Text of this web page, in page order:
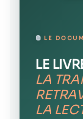
LE
LE
LA
LA